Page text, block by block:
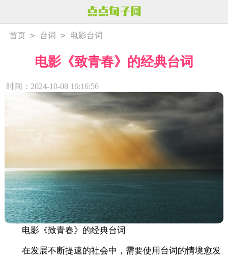
首页 > 台词 > 电影台词
电影《致青春》的经典台词
时间：2024-10-08 16:16:56
电影《致青春》的经典台词
在发展不断提速的社会中，需要使用台词的情境愈发